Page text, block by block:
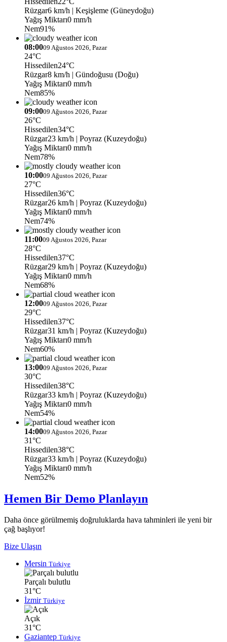
Rüzgar6 km/h | Keşişleme (Güneydoğu)
Yağış Miktarı0 mm/h
Nem91%
08:0009 Ağustos 2026, Pazar
24°C
Hissedilen24°C
Rüzgar8 km/h | Gündoğusu (Doğu)
Yağış Miktarı0 mm/h
Nem85%
09:0009 Ağustos 2026, Pazar
26°C
Hissedilen34°C
Rüzgar23 km/h | Poyraz (Kuzeydoğu)
Yağış Miktarı0 mm/h
Nem78%
10:0009 Ağustos 2026, Pazar
27°C
Hissedilen36°C
Rüzgar26 km/h | Poyraz (Kuzeydoğu)
Yağış Miktarı0 mm/h
Nem74%
11:0009 Ağustos 2026, Pazar
28°C
Hissedilen37°C
Rüzgar29 km/h | Poyraz (Kuzeydoğu)
Yağış Miktarı0 mm/h
Nem68%
12:0009 Ağustos 2026, Pazar
29°C
Hissedilen37°C
Rüzgar31 km/h | Poyraz (Kuzeydoğu)
Yağış Miktarı0 mm/h
Nem60%
13:0009 Ağustos 2026, Pazar
30°C
Hissedilen38°C
Rüzgar33 km/h | Poyraz (Kuzeydoğu)
Yağış Miktarı0 mm/h
Nem54%
14:0009 Ağustos 2026, Pazar
31°C
Hissedilen38°C
Rüzgar33 km/h | Poyraz (Kuzeydoğu)
Yağış Miktarı0 mm/h
Nem52%
Hemen Bir Demo Planlayın
Daha önce görülmemiş doğruluklarda hava tahminleri ile yeni bir
çağ başlıyor!
Bize Ulaşın
Mersin Türkiye
Parçalı bulutlu
31°C
İzmir Türkiye
Açık
31°C
Gaziantep Türkiye